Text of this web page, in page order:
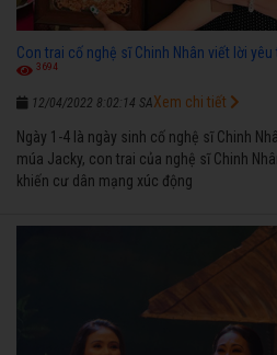
Con trai cố nghệ sĩ Chinh Nhân viết lời
3694
12/04/2022 8:02:14 SA
Ngày 1-4 là ngày sinh cố nghệ sĩ Chinh
múa Jacky, con trai của nghệ sĩ Chinh
khiến cư dân mạng xúc động
Xem chi tiết